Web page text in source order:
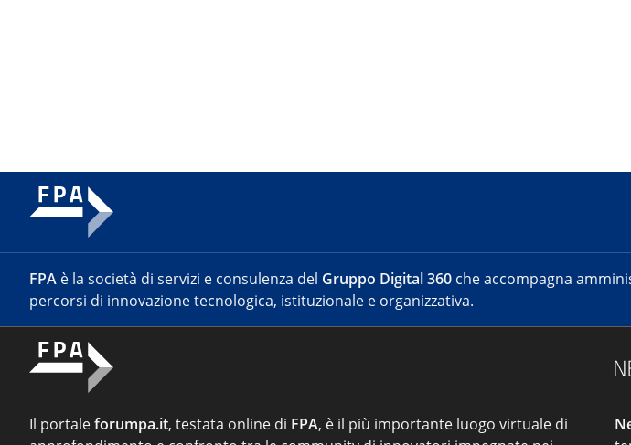
FPA è la società di servizi e consulenza del Gruppo Digital 360 che accompagna
percorsi di innovazione tecnologica, istituzionale e organizzativa.
Il portaleforumpa.it, testata online di FPA, è il più importante luogo virtuale di